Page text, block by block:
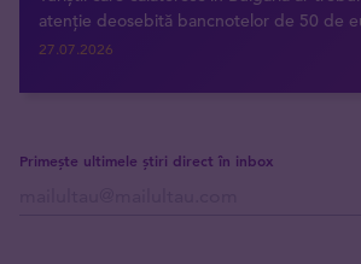
atenție deosebită bancnotelor de 50 de
27.07.2026
Primește ultimele știri direct în inbox